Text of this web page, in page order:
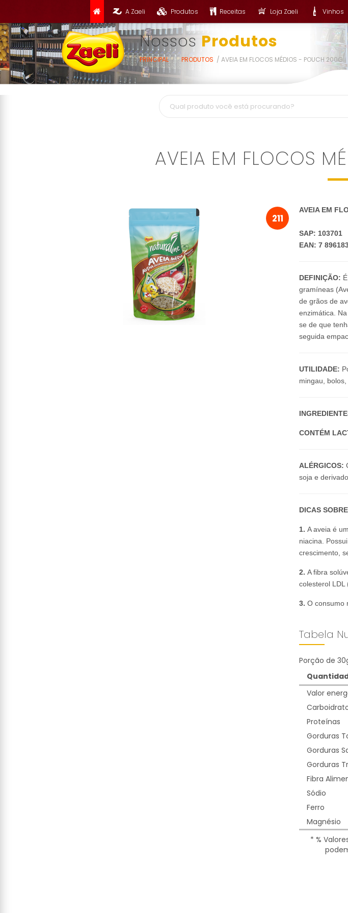
A Zaeli Produtos Receitas Loja Zaeli Vinhos
Nossos Produtos
PRINCIPAL PRODUTOS AVEIA EM FLOCOS MÉDIOS - POUCH 200G
AVEIA EM FLOCOS
211
AVEIA EM
SAP: 103701
EAN: 7
DEFINIÇÃO:
gramíneas
de grãos de
enzimática.
se de que
seguida
UTILIDADE:
mingau,
CONTÉM
ALÉRGICOS:
soja e
DICAS
1. A aveia é
niacina.
crescimento,
2. A fibra
colesterol LDL
3. O consumo
Tabela
Porção de
Valor
Proteínas
Gorduras
Gorduras
Gorduras
Fibra
Sódio
Ferro
Magnésio
* %